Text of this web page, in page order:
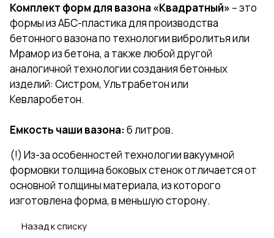
Комплект форм для вазона «Квадратный» – это
формы из АБС-пластика для производства
бетонного вазона по технологиивибролитья или
Мрамор из бетона, а также любой другой
аналогичной технологии создания бетонных
изделий: Систром, Ультрабетон или
Кевларобетон.
Емкость чаши вазона:6 литров.
(!) Из-за особенностей технологии вакуумной
формовки толщина боковых стенок отличается от
основной толщины материала, из которого
изготовлена форма, в меньшую сторону.
Назад к списку